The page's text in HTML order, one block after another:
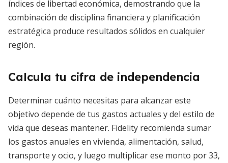
índices de libertad económica, demostrando que la
combinación de disciplina financiera y planificación
estratégica produce resultados sólidos en cualquier
región.
Calcula tu cifra de independencia
Determinar cuánto necesitas para alcanzar este
objetivo depende de tus gastos actuales y del estilo de
vida que deseas mantener. Fidelity recomienda sumar
los gastos anuales en vivienda, alimentación, salud,
transporte y ocio, y luego multiplicar ese monto por 33,